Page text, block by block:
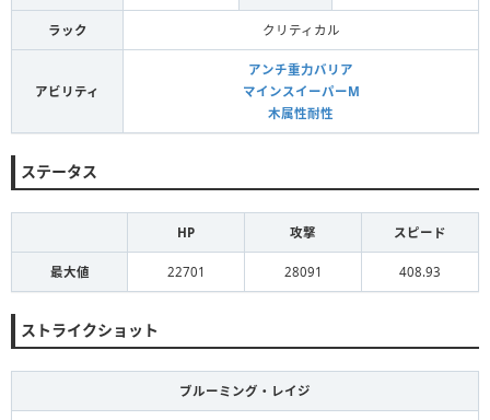
ラック クリティカル
アビリティ
アンチ重力バリア
マインスイーパーM
木属性耐性
ステータス
HP 攻撃 スピード
最大値 22701 28091 408.93
ストライクショット
ブルーミング・レイジ